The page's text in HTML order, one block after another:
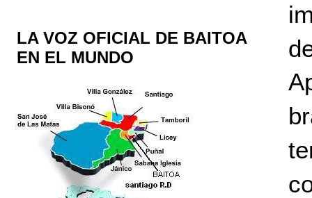
LA VOZ OFICIAL DE BAITOA
EN EL MUNDO